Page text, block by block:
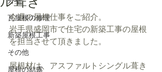
瓦屋根の修理
新築屋根工事
その他
屋根の結露
今週の屋根仕事をご紹介。
岩手県盛岡市で住宅の新築工事の屋根
を担当させて頂きました。
屋根材は、アスファルトシングル葺き